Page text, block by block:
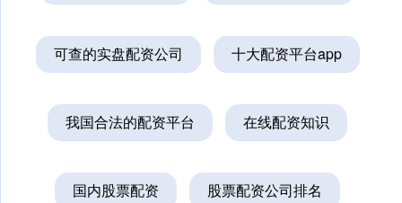
可查的实盘配资公司 十大配资平台app
我国合法的配资平台 在线配资知识
国内股票配资 股票配资公司排名